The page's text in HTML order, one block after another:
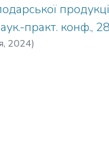
практ. конф.,
, 2024)